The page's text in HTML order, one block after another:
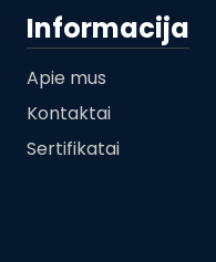
Informacija
Apie mus
Kontaktai
Sertifikatai